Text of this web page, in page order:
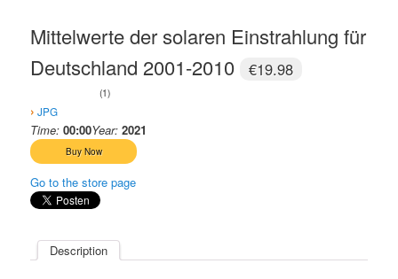
Mittelwerte der solaren Einstrahlung für
Deutschland 2001-2010
€19.98
1
› JPG
Time:00:00Year:2021
Go to the store page
Description